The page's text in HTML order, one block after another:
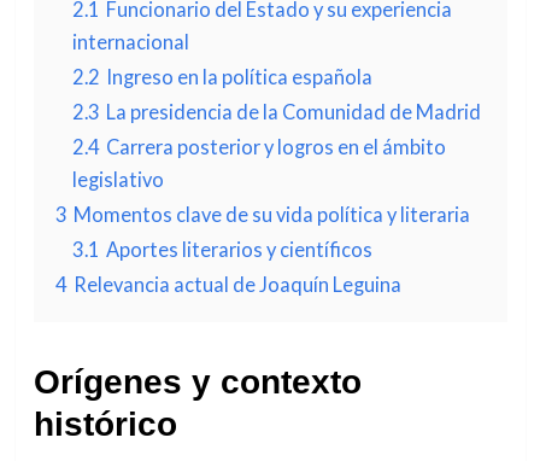
2.1 Funcionario del Estado y su experiencia
internacional
2.2 Ingreso en la política española
2.3 La presidencia de la Comunidad de Madrid
2.4 Carrera posterior y logros en el ámbito
legislativo
3 Momentos clave de su vida política y literaria
3.1 Aportes literarios y científicos
4 Relevancia actual de Joaquín Leguina
Orígenes y contexto
histórico